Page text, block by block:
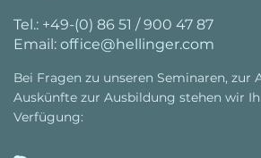
Tel.: +49-(0) 86 51 / 900 47 87
Email: office@hellinger.com
Bei Fragen zu unseren Seminaren, zur
Auskünfte zur Ausbildung stehen wir
Verfügung: